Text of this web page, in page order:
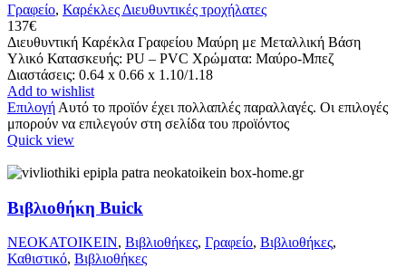
Γραφείο, Καρέκλες Διευθυντικές τροχήλατες
137€
Διευθυντική Καρέκλα Γραφείου Μαύρη με Μεταλλική Βάση
Υλικό Κατασκευής: PU – PVC Χρώματα: Μαύρο-Μπεζ
Διαστάσεις: 0.64 x 0.66 x 1.10/1.18
Add to wishlist
Επιλογή Αυτό το προϊόν έχει πολλαπλές παραλλαγές. Οι επιλογές
μπορούν να επιλεγούν στη σελίδα του προϊόντος
Quick view
Βιβλιοθήκη Buick
ΝΕΟΚΑΤΟΙΚΕΙΝ, Βιβλιοθήκες, Γραφείο, Βιβλιοθήκες,
Καθιστικό, Βιβλιοθήκες